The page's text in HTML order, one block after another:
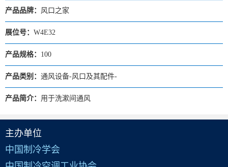
产品品牌： 风口之家
展位号： W4E32
产品规格： 100
产品类别： 通风设备-风口及其配件-
产品简介： 用于洗漱间通风
主办单位
中国制冷学会